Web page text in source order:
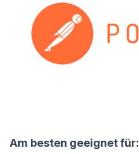
Am besten geeignet für: